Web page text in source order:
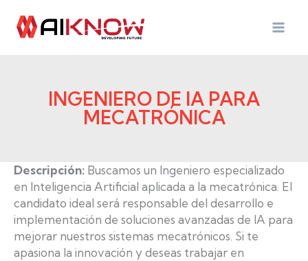
content
INGENIERO DE IA PARA
MECATRÓNICA
Descripción: Buscamos un Ingeniero especializado
en Inteligencia Artificial aplicada a la mecatrónica. El
candidato ideal será responsable del desarrollo e
implementación de soluciones avanzadas de IA para
mejorar nuestros sistemas mecatrónicos. Si te
apasiona la innovación y deseas trabajar en